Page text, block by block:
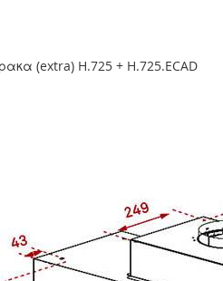
(extra) H.725 + H.725.ECAD